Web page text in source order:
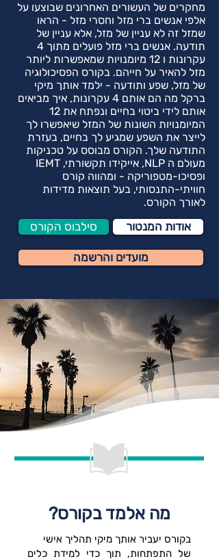
מחקרים של העשורים האחרונים שבוצעו על
אלפי אנשים ברי מזל וחסרי מזל - הראו
שמזל זה לא עניין של מזל, אלא עניין של
תודעה. אנשים ברי מזל פועלים מתוך 4
עקרונות ו 12 מיומנויות שמאפשרות ליותר
מזל להאיר על חייהם. בקורס הפסיכולוגיה
של מזל, שפע ותודעה - ילמד אותך מיקי
ברקל מה הם אותם 4 עקרונות, איך מביאים
אותם לידי ביטוי בחיים ונפתח את 12
המיומנויות השונות של המזל שיאפשרו לך
לייצר את השפע שמגיע לך בחיים, בעזרת
התודעה שלך. הקורס מבוסס על טכניקות
מעולם ה NLP, אייקידו תקשורתי, IEMT
ופסיכו-מטפוריקה - ומהווה קורס
חוויתי-התנסותי, בעל תוצאות מדידות
לאורך הקורס.
סילבוס הקורס אודות המנטור
מועדים והרשמה
מה אלמד בקורס?
בקורס יעביר אותך מיקי תהליך אישי
של התפתחות, תוך כדי למידת כלים